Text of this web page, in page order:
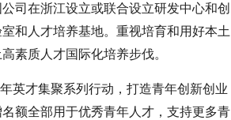
司在浙江设立或联合设立研发中心和创
和人才培养基地。重视培育和用好本土
素质人才国际化培养步伐。
英才集聚系列行动，打造青年创新创业
额全部用于优秀青年人才，支持更多青